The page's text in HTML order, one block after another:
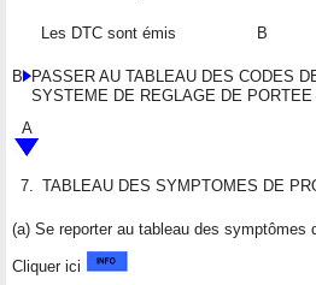
Les DTC sont émis B
B PASSER AU TABLEAU DES CODES
SYSTEME DE REGLAGE DE
A
7. TABLEAU DES SYMPTOMES DE
(a) Se reporter au tableau des symptômes
Cliquer ici